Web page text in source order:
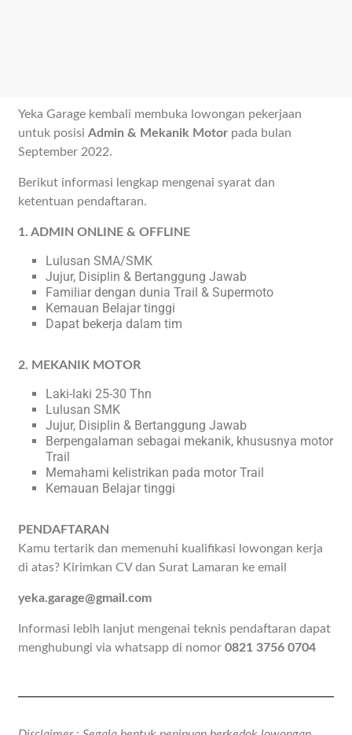
Yeka Garage kembali membuka lowongan pekerjaan
untuk posisiAdmin & Mekanik Motor pada bulan
September 2022.
Berikut informasi lengkap mengenai syarat dan
ketentuan pendaftaran.
1. ADMIN ONLINE & OFFLINE
Lulusan SMA/SMK
Jujur, Disiplin & Bertanggung Jawab
Familiar dengan dunia Trail & Supermoto
Kemauan Belajar tinggi
Dapat bekerja dalam tim
2. MEKANIK MOTOR
Laki-laki 25-30 Thn
Lulusan SMK
Jujur, Disiplin & Bertanggung Jawab
Berpengalaman sebagai mekanik, khususnya motor
Trail
Memahami kelistrikan pada motor Trail
Kemauan Belajar tinggi
PENDAFTARAN
Kamu tertarik dan memenuhi kualifikasi lowongan kerja
di atas? Kirimkan CV dan Surat Lamaran ke email
yeka.garage@gmail.com
Informasi lebih lanjut mengenai teknis pendaftaran dapat
menghubungi via whatsapp di nomor0821 3756 0704